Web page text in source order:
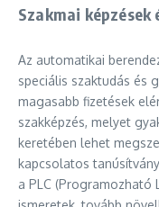
Szakmai
Az automatikai
speciális szaktudás és
magasabb fizetések
szakképzés, melyet
keretében lehet
kapcsolatos
a PLC (Programozható